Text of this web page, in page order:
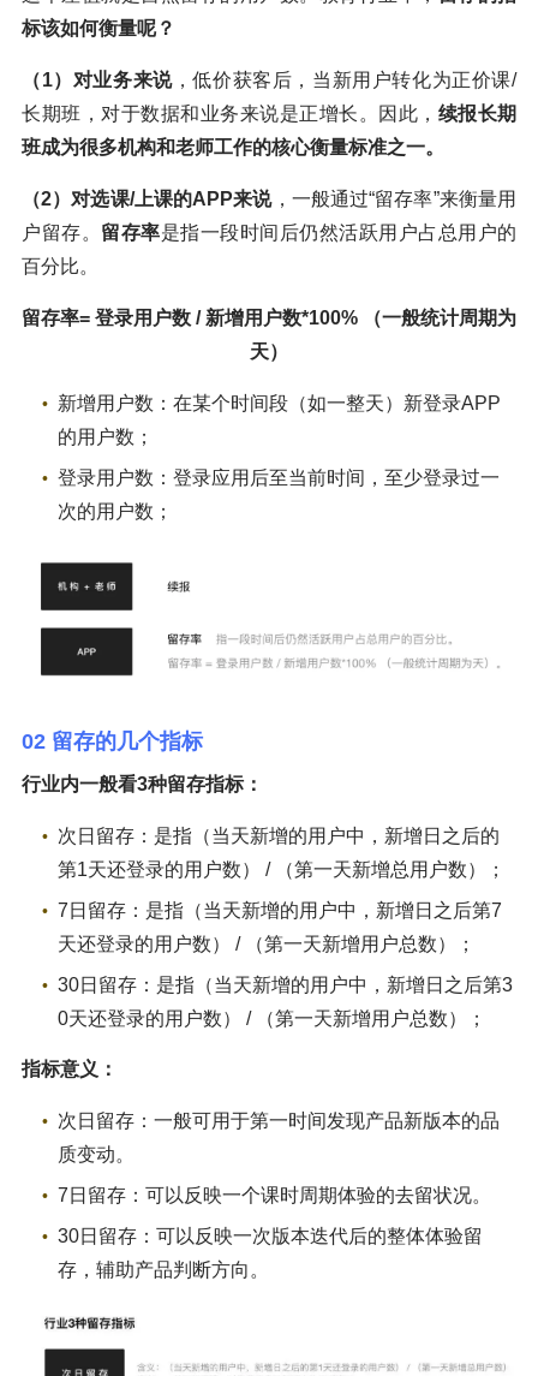
标该如何衡量呢？
（1）对业务来说，低价获客后，当新用户转化为正价课/
长期班，对于数据和业务来说是正增长。因此， 续报长期
班成为很多机构和老师工作的核心衡量标准之一。
（2）对选课/上课的APP来说，一般通过“留存率”来衡量用
户留存。 留存率是指一段时间后仍然活跃用户占总用户的
百分比。
留存率= 登录用户数 / 新增用户数*100% （一般统计周期为
天）
新增用户数：在某个时间段（如一整天）新登录APP
的用户数；
登录用户数：登录应用后至当前时间，至少登录过一
次的用户数；
02 留存的几个指标
行业内一般看3种留存指标：
次日留存：是指（当天新增的用户中，新增日之后的
第1天还登录的用户数） / （第一天新增总用户数）；
7日留存：是指（当天新增的用户中，新增日之后第7
天还登录的用户数） / （第一天新增用户总数）；
30日留存：是指（当天新增的用户中，新增日之后第3
0天还登录的用户数） / （第一天新增用户总数）；
指标意义：
次日留存：一般可用于第一时间发现产品新版本的品
质变动。
7日留存：可以反映一个课时周期体验的去留状况。
30日留存：可以反映一次版本迭代后的整体体验留
存，辅助产品判断方向。